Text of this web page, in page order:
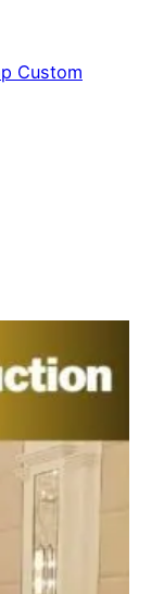
Custom